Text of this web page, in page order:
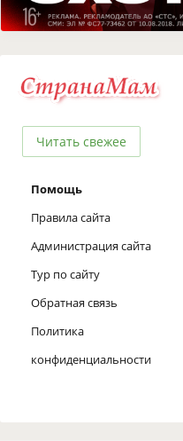
Читать свежее
Помощь
Правила сайта
Администрация сайта
Тур по сайту
Обратная связь
Политика
конфиденциальности